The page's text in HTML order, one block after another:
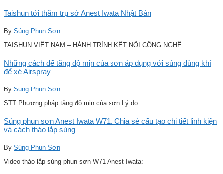
Taishun tới thăm trụ sở Anest Iwata Nhật Bản
By Súng Phun Sơn
TAISHUN VIỆT NAM – HÀNH TRÌNH KẾT NỐI CÔNG NGHỆ...
Những cách để tăng độ mịn của sơn áp dụng với súng dùng khí
để xé Airspray
By Súng Phun Sơn
STT Phương pháp tăng độ mịn của sơn Lý do...
Súng phun sơn Anest Iwata W71. Chia sẻ cấu tạo chi tiết linh kiện
và cách tháo lắp súng
By Súng Phun Sơn
Video tháo lắp súng phun sơn W71 Anest Iwata: